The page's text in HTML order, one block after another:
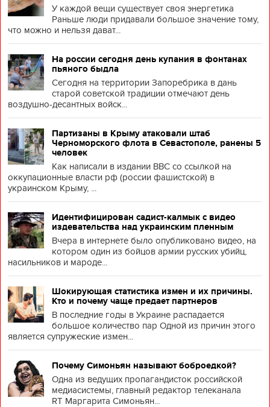
У каждой вещи существует своя энергетика
Раньше люди придавали большое значение тому,
что можно и нельзя дават...
На россии сегодня день купания в фонтанах
пьяного быдла
Сегодня на территории Запоребрика в дань
старой советской традиции отмечают день
воздушно-десантных войск...
Партизаны в Крыму атаковали штаб
Черноморского флота в Севастополе, ранены 5
человек
Как написали в издании BBC со ссылкой на
оккупационные власти рф (россии фашистской) в
украинском Крыму, ...
Идентифицирован садист-калмык с видео
издевательства над украинским пленным
Вчера в интернете было опубликовано видео, на
котором один из бойцов армии русских убийц,
насильников и мароде...
Шокирующая статистика измен и их причины.
Кто и почему чаще предает партнеров
В последние годы в Украине распадается
большое количество пар Одной из причин этого
является супружеские измен...
Почему Симоньян называют боброедкой?
Одна из ведущих пропагандисток российской
медиасистемы, главный редактор телеканала
RT Маргарита Симоньян...